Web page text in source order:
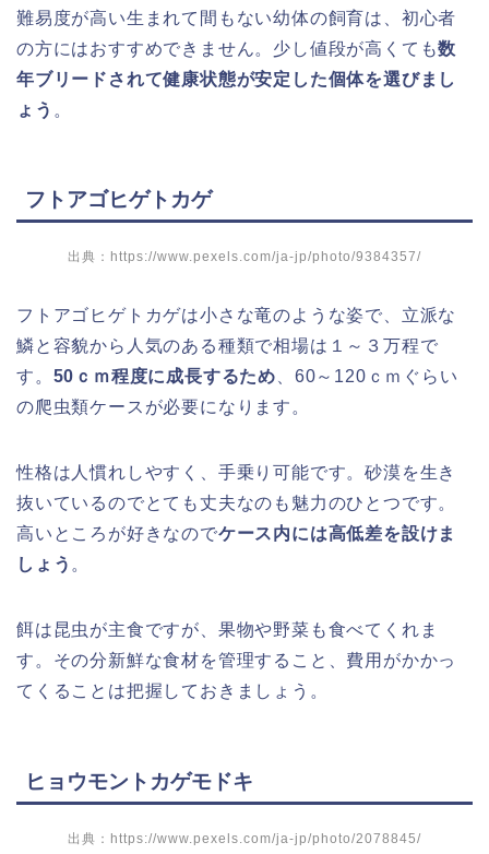
難易度が高い生まれて間もない幼体の飼育は、初心者
の方にはおすすめできません。少し値段が高くても数
年ブリードされて健康状態が安定した個体を選びまし
ょう 。
フトアゴヒゲトカゲ
出典：https://www.pexels.com/ja-jp/photo/9384357/
フトアゴヒゲトカゲは小さな竜のような姿で、立派な
鱗と容貌から人気のある種類で相場は１～３万程で
す。 50ｃｍ程度に成長するため、60～120ｃｍぐらい
の爬虫類ケースが必要になります。
性格は人慣れしやすく、手乗り可能です。砂漠を生き
抜いているのでとても丈夫なのも魅力のひとつです。
高いところが好きなのでケース内には高低差を設けま
しょう 。
餌は昆虫が主食ですが、果物や野菜も食べてくれま
す。その分新鮮な食材を管理すること、費用がかかっ
てくることは把握しておきましょう。
ヒョウモントカゲモドキ
出典：https://www.pexels.com/ja-jp/photo/2078845/